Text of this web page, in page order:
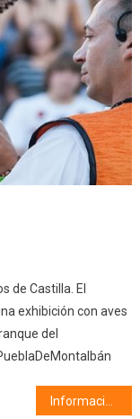
de Castilla. El
exhibición con aves
del